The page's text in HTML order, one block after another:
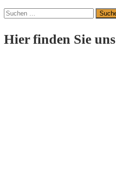
Suchen
Hier finden Sie uns